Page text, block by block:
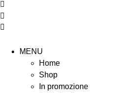
MENU
Home
Shop
In promozione